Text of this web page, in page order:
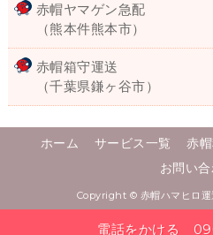
赤帽ヤマゲン急配
（熊本件熊本市）
赤帽箱守運送
（千葉県鎌ヶ谷市）
電話をかける
ホーム サービス一覧 赤
お問い
Copyright © 赤帽ハマヒロ運